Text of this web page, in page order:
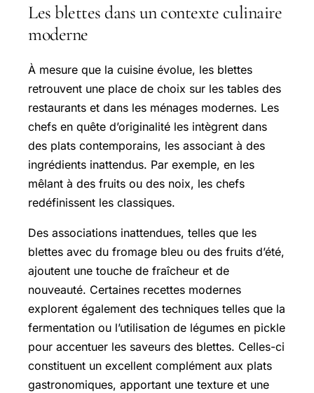
Les blettes dans un contexte culinaire
moderne
À mesure que la cuisine évolue, les blettes
retrouvent une place de choix sur les tables des
restaurants et dans les ménages modernes. Les
chefs en quête d’originalité les intègrent dans
des plats contemporains, les associant à des
ingrédients inattendus. Par exemple, en les
mêlant à des fruits ou des noix, les chefs
redéfinissent les classiques.
Des associations inattendues, telles que les
blettes avec du fromage bleu ou des fruits d’été,
ajoutent une touche de fraîcheur et de
nouveauté. Certaines recettes modernes
explorent également des techniques telles que la
fermentation ou l’utilisation de légumes en pickle
pour accentuer les saveurs des blettes. Celles-ci
constituent un excellent complément aux plats
gastronomiques, apportant une texture et une